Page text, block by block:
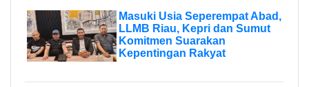
Masuki Usia Seperempat Abad,
LLMB Riau, Kepri dan Sumut
Komitmen Suarakan
Kepentingan Rakyat